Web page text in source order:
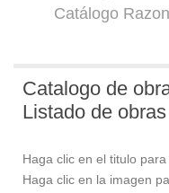
Catálogo
Catalogo de
Listado de
Haga clic en el titulo
Haga clic en la imagen